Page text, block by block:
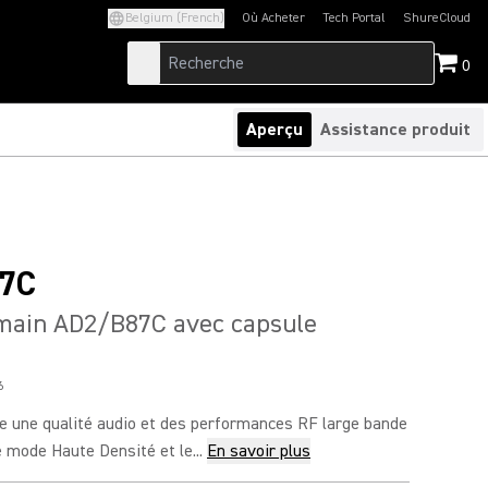
Belgium (French) Où Acheter Tech Portal
(Opens in a new tab)ShureCloud
(Opens in a new
0
Aperçu Assistance produit
AD2/B87C avec capsule
une qualité audio et des performances RF large bande
Haute Densité et le... En savoir plus